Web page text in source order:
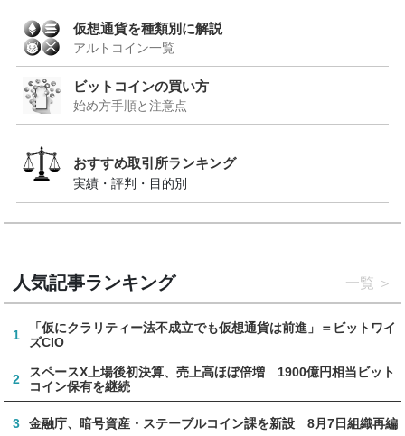
仮想通貨を種類別に解説
アルトコイン一覧
ビットコインの買い方
始め方手順と注意点
おすすめ取引所ランキング
実績・評判・目的別
人気記事ランキング 一覧
1
「仮にクラリティー法不成立でも仮想通貨は前進」＝ビットワイ
ズCIO
2
スペースX上場後初決算、売上高ほぼ倍増 1900億円相当ビット
コイン保有を継続
3 金融庁、暗号資産・ステーブルコイン課を新設 8月7日組織再編